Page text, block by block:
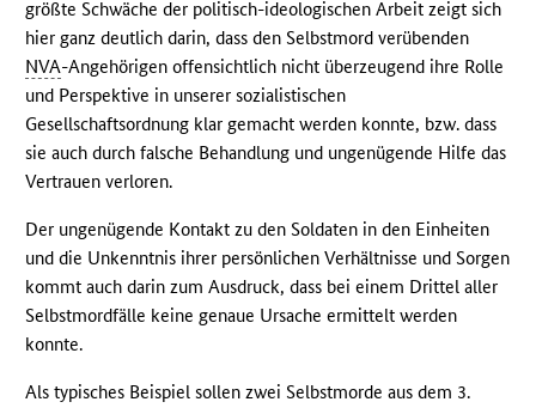
größte Schwäche der politisch-ideologischen Arbeit zeigt sich
hier ganz deutlich darin, dass den Selbstmord verübenden
NVA-Angehörigen offensichtlich nicht überzeugend ihre Rolle
und Perspektive in unserer sozialistischen
Gesellschaftsordnung klar gemacht werden konnte, bzw. dass
sie auch durch falsche Behandlung und ungenügende Hilfe das
Vertrauen verloren.
Der ungenügende Kontakt zu den Soldaten in den Einheiten
und die Unkenntnis ihrer persönlichen Verhältnisse und Sorgen
kommt auch darin zum Ausdruck, dass bei einem Drittel aller
Selbstmordfälle keine genaue Ursache ermittelt werden
konnte.
Als typisches Beispiel sollen zwei Selbstmorde aus dem 3.